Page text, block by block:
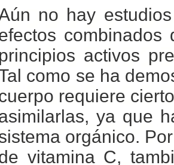
no hay
principios activos
como se ha
requiere
ya que
orgánico.
vitamina C,